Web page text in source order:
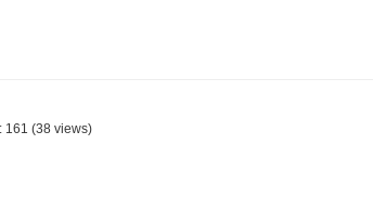
161 (38 views)